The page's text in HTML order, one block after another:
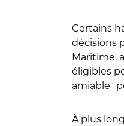
Certains
décisions
Maritime,
éligibles
amiable"
À plus